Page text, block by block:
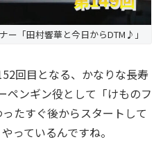
ー「田村響華と今日からDTM♪」
回目となる、かなりな長寿
ペンギン役として「けものフ
たすぐ後からスタートして
っているんですね。